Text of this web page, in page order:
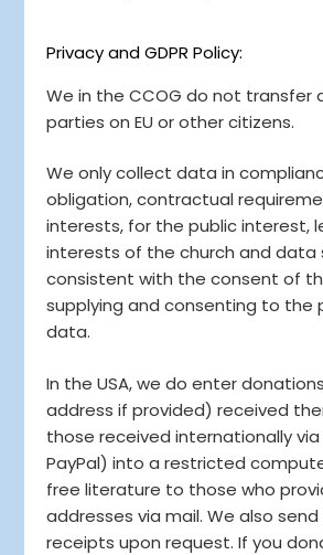
Privacy and GDPR Policy:
We in the CCOG do not transfer
parties on EU or other citizens.
We only collect data in
obligation, contractual
interests, for the public interest,
interests of the church and data
consistent with the consent of
supplying and consenting to the
data.
In the USA, we do enter
address if provided) received
those received internationally via
PayPal) into a restricted
free literature to those who
addresses via mail. We also
receipts upon request. If you